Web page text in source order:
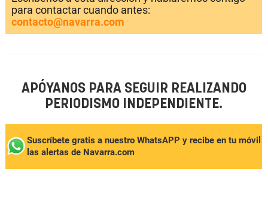
para contactar cuando antes:
contacto@navarra.com
APÓYANOS PARA SEGUIR REALIZANDO
PERIODISMO INDEPENDIENTE.
Suscríbete gratis a nuestro WhatsAPP y recibe en tu móvil
las alertas de Navarra.com